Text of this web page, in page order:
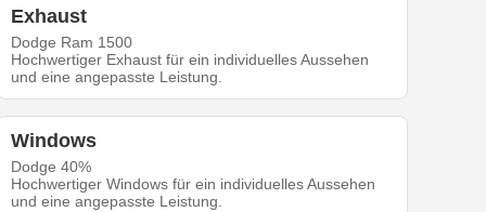
Exhaust
Dodge Ram 1500
Hochwertiger Exhaust für ein individuelles Aussehen
und eine angepasste Leistung.
Windows
Dodge 40%
Hochwertiger Windows für ein individuelles Aussehen
und eine angepasste Leistung.